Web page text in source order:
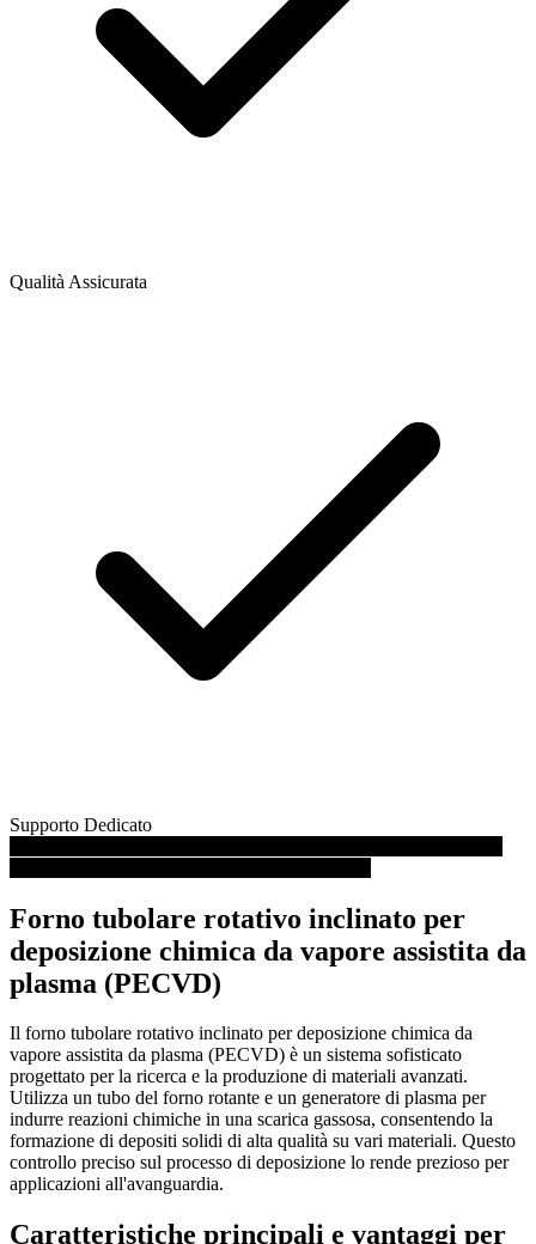
Qualità Assicurata
Supporto Dedicato
Forno tubolare rotativo inclinato per
deposizione chimica da vapore assistita da
plasma (PECVD)
Il forno tubolare rotativo inclinato per deposizione chimica da
vapore assistita da plasma (PECVD) è un sistema sofisticato
progettato per la ricerca e la produzione di materiali avanzati.
Utilizza un tubo del forno rotante e un generatore di plasma per
indurre reazioni chimiche in una scarica gassosa, consentendo la
formazione di depositi solidi di alta qualità su vari materiali. Questo
controllo preciso sul processo di deposizione lo rende prezioso per
applicazioni all'avanguardia.
Caratteristiche principali e vantaggi per